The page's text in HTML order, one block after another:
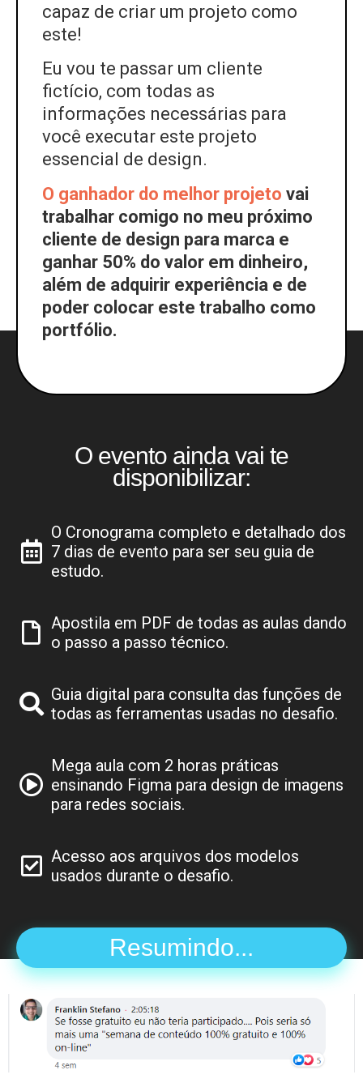
capaz de criar um projeto como
este!
Eu vou te passar um cliente
fictício, com todas as
informações necessárias para
você executar este projeto
essencial de design.
O ganhador do melhor projeto vai
trabalhar comigo no meu próximo
cliente de design para marca e
ganhar 50% do valor em dinheiro,
além de adquirir experiência e de
poder colocar este trabalho como
portfólio.
O evento ainda vai te
disponibilizar:
O Cronograma completo e detalhado dos
7 dias de evento para ser seu guia de
estudo.
Apostila em PDF de todas as aulas dando
o passo a passo técnico.
Guia digital para consulta das funções de
todas as ferramentas usadas no desafio.
Mega aula com 2 horas práticas
ensinando Figma para design de imagens
para redes sociais.
Acesso aos arquivos dos modelos
usados durante o desafio.
Resumindo...